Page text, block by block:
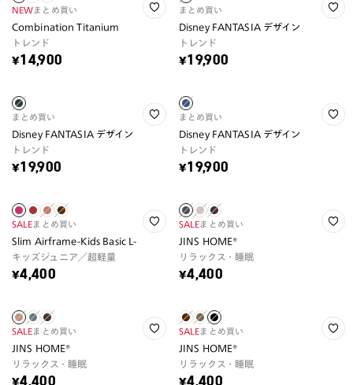
NEWまとめ買い
Combination Titanium
トレンド
¥14,900
まとめ買い
Disney FANTASIA デザイン
トレンド
¥19,900
まとめ買い
Disney FANTASIA デザイン
トレンド
¥19,900
まとめ買い
Disney FANTASIA デザイン
トレンド
¥19,900
SALEまとめ買い
Slim Airframe-Kids Basic L-
キッズジュニア／超軽量
¥4,400
SALEまとめ買い
JINS HOME®
リラックス・睡眠
¥4,400
SALEまとめ買い
JINS HOME®
リラックス・睡眠
¥4,400
SALEまとめ買い
JINS HOME®
リラックス・睡眠
¥4,400